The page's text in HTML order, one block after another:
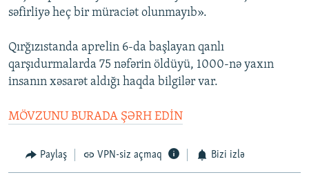
səfirliyə heç bir müraciət olunmayıb».
Qırğızıstanda aprelin 6-da başlayan qanlı
qarşıdurmalarda 75 nəfərin öldüyü, 1000-nə yaxın
insanın xəsarət aldığı haqda bilgilər var.
MÖVZUNU BURADA ŞƏRH EDİN
Paylaş VPN-siz açmaq Bizi izlə